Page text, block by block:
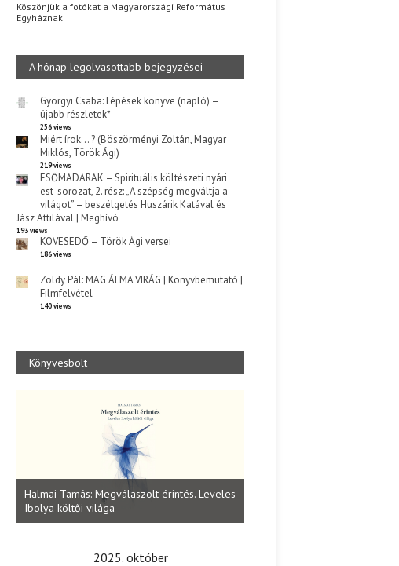
Köszönjük a fotókat a Magyarországi Református
Egyháznak
A hónap legolvasottabb bejegyzései
Györgyi Csaba: Lépések könyve (napló) –
újabb részletek*
256 views
Miért írok… ? (Böszörményi Zoltán, Magyar
Miklós, Török Ági)
219 views
ESŐMADARAK – Spirituális költészeti nyári
est-sorozat, 2. rész: „A szépség megváltja a
világot” – beszélgetés Huszárik Katával és
Jász Attilával | Meghívó
193 views
KÖVESEDŐ – Török Ági versei
186 views
Zöldy Pál: MAG ÁLMA VIRÁG | Könyvbemutató |
Filmfelvétel
140 views
Könyvesbolt
Halmai Tamás: Megválaszolt érintés. Leveles
Ibolya költői világa
2025. október